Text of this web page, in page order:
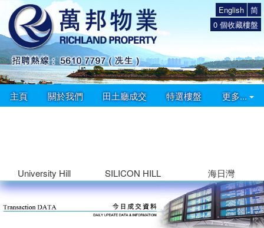
简
English
0 個收藏樓盤
主頁 關於我們 田土廳成交 特選樓盤 更多...
University Hill SILICON HILL 海日灣